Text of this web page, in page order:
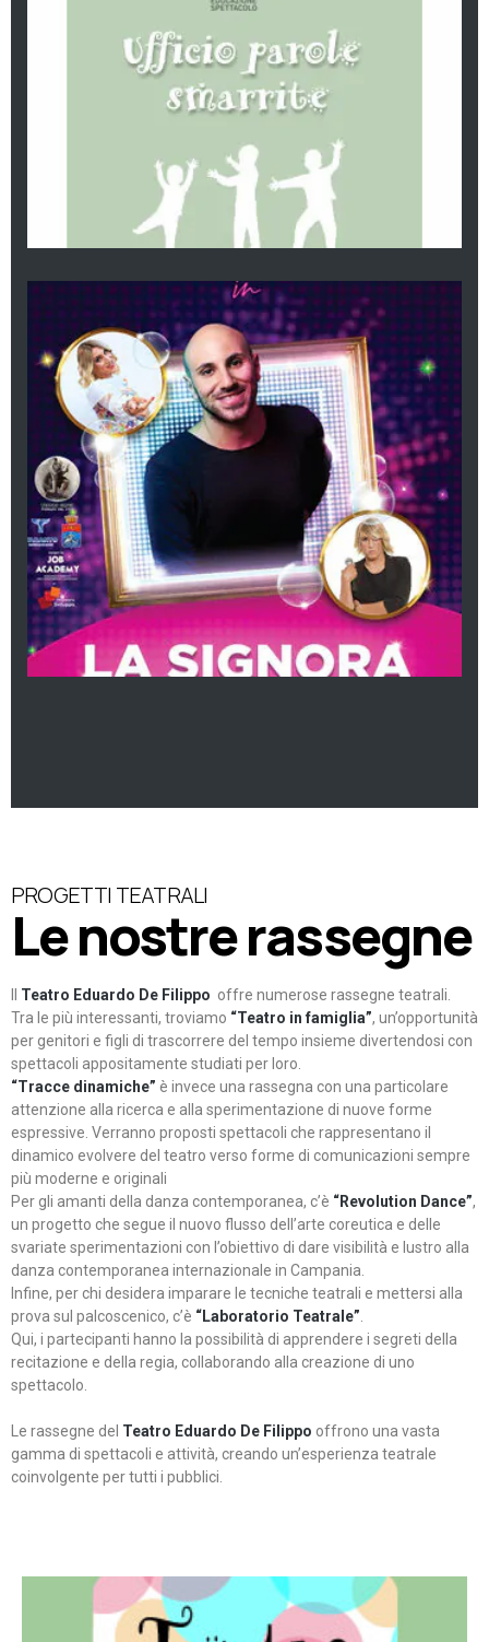
PROGETTI TEATRALI
Le nostre rassegne
Teatro Eduardo De Filippo offre numerose rassegne teatrali.
Tra le più interessanti, troviamo “Teatro in famiglia”, un’opportunità
per genitori e figli di trascorrere del tempo insieme divertendosi con
spettacoli appositamente studiati per loro.
“Tracce dinamiche” è invece una rassegna con una particolare
attenzione alla ricerca e alla sperimentazione di nuove forme
espressive. Verranno proposti spettacoli che rappresentano il
dinamico evolvere del teatro verso forme di comunicazioni sempre
più moderne e originali
Per gli amanti della danza contemporanea, c’è “Revolution Dance”,
un progetto che segue il nuovo flusso dell’arte coreutica e delle
svariate sperimentazioni con l’obiettivo di dare visibilità e lustro alla
danza contemporanea internazionale in Campania.
Infine, per chi desidera imparare le tecniche teatrali e mettersi alla
prova sul palcoscenico, c’è “Laboratorio Teatrale”
Qui, i partecipanti hanno la possibilità di apprendere i segreti della
recitazione e della regia, collaborando alla creazione di uno
spettacolo.
Le rassegne del Teatro Eduardo De Filippo offrono una vasta
gamma di spettacoli e attività, creando un’esperienza teatrale
coinvolgente per tutti i pubblici.